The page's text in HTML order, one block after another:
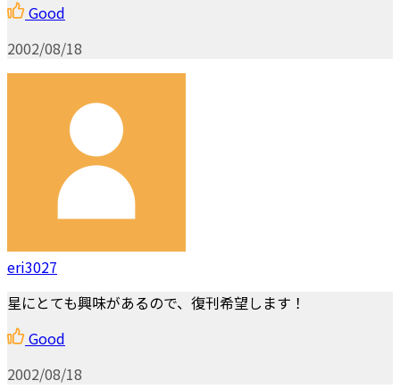
Good
2002/08/18
eri3027
星にとても興味があるので、復刊希望します！
Good
2002/08/18